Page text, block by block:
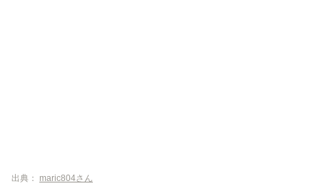
出典： maric804さん